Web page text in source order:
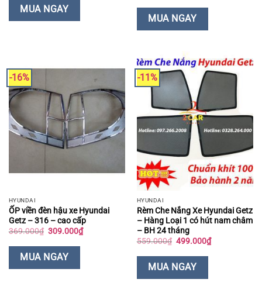
389.000₫.
MUA NGAY
là:
159.000₫.
MUA NGAY
-16%
HYUNDAI
ỐP viền đèn hậu xe Hyundai
Getz – 316 – cao cấp
369.000₫ Giá
là:
369.000₫.
309.000₫Giá
hiện
MUA NGAY
-11%
HYUNDAI
Rèm Che Nắng Xe Hyundai Getz
– Hàng Loại 1 có hút nam châm
– BH 24 tháng
559.000₫ Giá
là:
559.000₫.
499.000₫Giá
hiện
MUA NGAY